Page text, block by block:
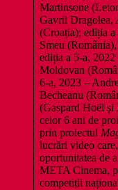
Martinsone
Gavril Dragolea,
(Croația); ediția
Smeu
ediția a 5-a,
Moldovan
6-a, 2023 –
Becheanu
(Gaspard Hoël și
celor 6 ani de
prin proiectul
lucrări video
oportunitatea de
META Cinema,
competiții